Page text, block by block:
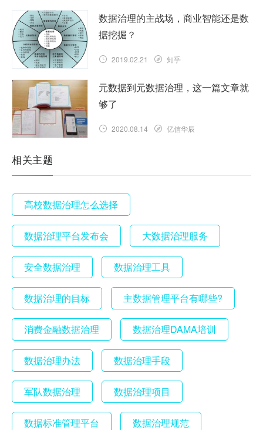
数据治理的主战场，商业智能还是数
据挖掘？
2019.02.21 知乎
元数据到元数据治理，这一篇文章就
够了
2020.08.14 亿信华辰
相关主题
高校数据治理怎么选择
数据治理平台发布会 大数据治理服务
安全数据治理 数据治理工具
数据治理的目标 主数据管理平台有哪些?
消费金融数据治理 数据治理DAMA培训
数据治理办法 数据治理手段
军队数据治理 数据治理项目
数据标准管理平台 数据治理规范